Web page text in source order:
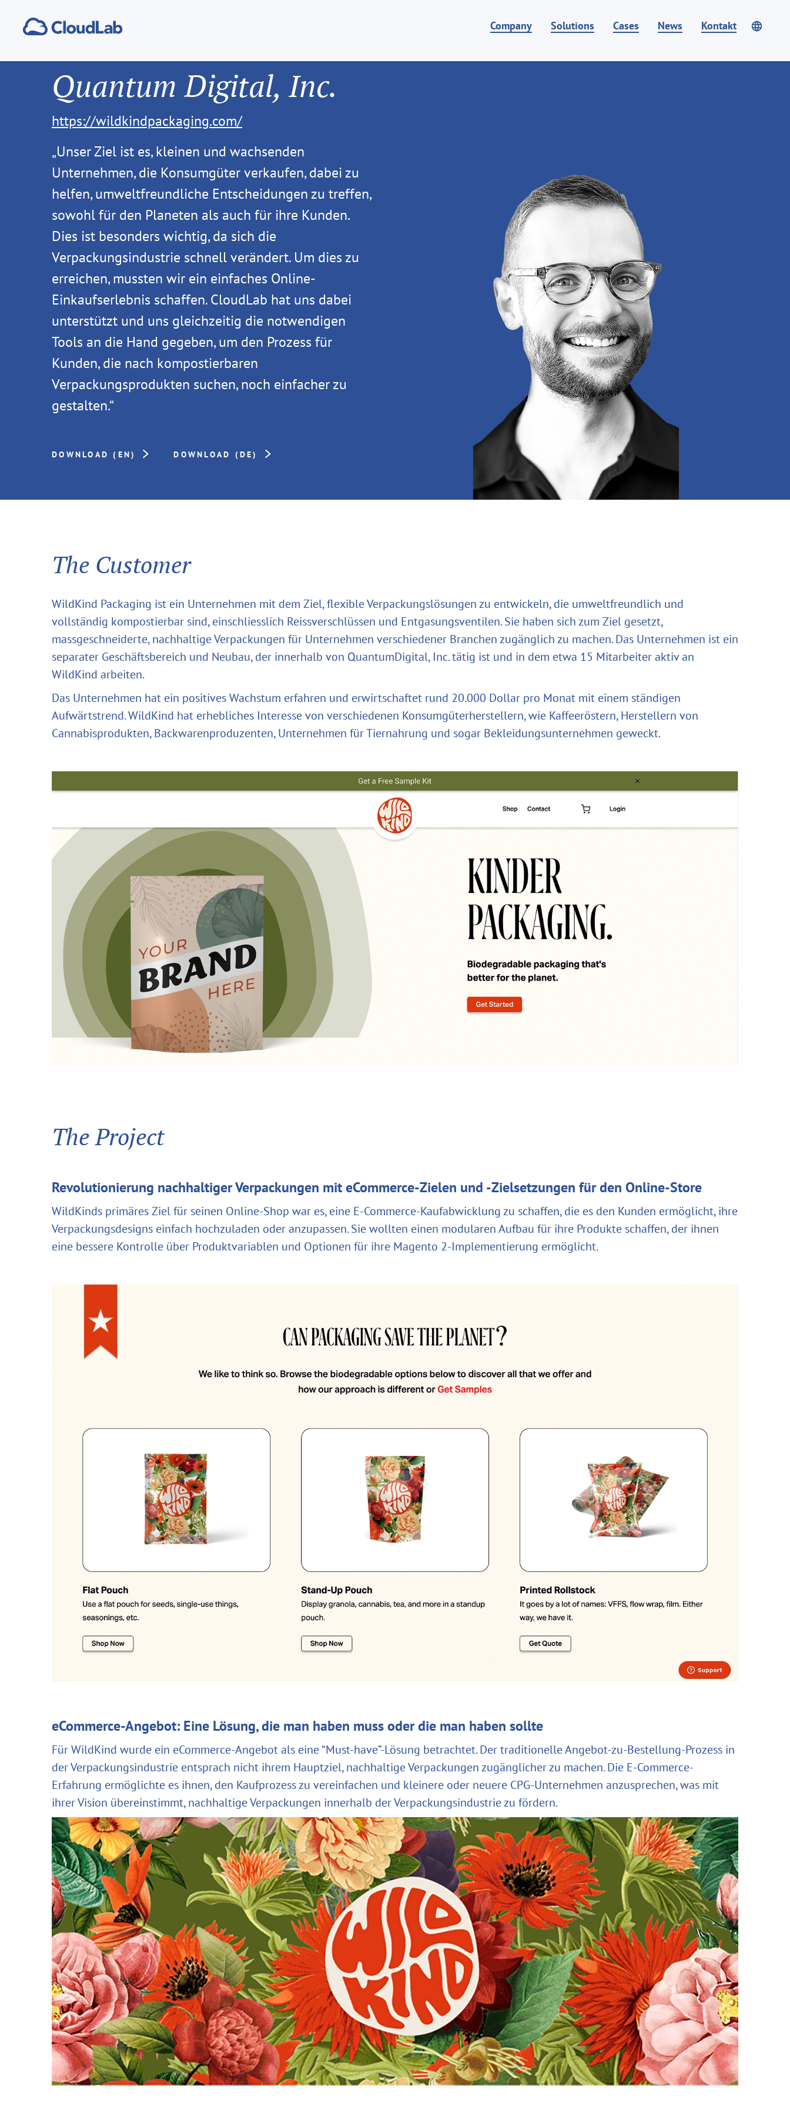
Company Solutions Cases News Kontakt
Quantum Digital, Inc.
https://wildkindpackaging.com/
„Unser Ziel ist es, kleinen und wachsenden
Unternehmen, die Konsumgüter verkaufen, dabei zu
helfen, umweltfreundliche Entscheidungen zu treffen,
sowohl für den Planeten als auch für ihre Kunden.
Dies ist besonders wichtig, da sich die
Verpackungsindustrie schnell verändert. Um dies zu
erreichen, mussten wir ein einfaches Online-
Einkaufserlebnis schaffen. CloudLab hat uns dabei
unterstützt und uns gleichzeitig die notwendigen
Tools an die Hand gegeben, um den Prozess für
Kunden, die nach kompostierbaren
Verpackungsprodukten suchen, noch einfacher zu
gestalten.“
DOWNLOAD (EN) DOWNLOAD (DE)
The Customer
WildKind Packaging ist ein Unternehmen mit dem Ziel, flexible Verpackungslösungen zu entwickeln, die umweltfreundlich und
vollständig kompostierbar sind, einschliesslich Reissverschlüssen und Entgasungsventilen. Sie haben sich zum Ziel gesetzt,
massgeschneiderte, nachhaltige Verpackungen für Unternehmen verschiedener Branchen zugänglich zu machen. Das Unternehmen ist ein
separater Geschäftsbereich und Neubau, der innerhalb von QuantumDigital, Inc. tätig ist und in dem etwa 15 Mitarbeiter aktiv an
WildKind arbeiten.
Das Unternehmen hat ein positives Wachstum erfahren und erwirtschaftet rund 20.000 Dollar pro Monat mit einem ständigen
Aufwärtstrend. WildKind hat erhebliches Interesse von verschiedenen Konsumgüterherstellern, wie Kaffeeröstern, Herstellern von
Cannabisprodukten, Backwarenproduzenten, Unternehmen für Tiernahrung und sogar Bekleidungsunternehmen geweckt.
The Project
Revolutionierung nachhaltiger Verpackungen mit eCommerce-Zielen und -Zielsetzungen für den Online-Store
WildKinds primäres Ziel für seinen Online-Shop war es, eine E-Commerce-Kaufabwicklung zu schaffen, die es den Kunden ermöglicht, ihre
Verpackungsdesigns einfach hochzuladen oder anzupassen. Sie wollten einen modularen Aufbau für ihre Produkte schaffen, der ihnen
eine bessere Kontrolle über Produktvariablen und Optionen für ihre Magento 2-Implementierung ermöglicht.
eCommerce-Angebot: Eine Lösung, die man haben muss oder die man haben sollte
Für WildKind wurde ein eCommerce-Angebot als eine “Must-have”-Lösung betrachtet. Der traditionelle Angebot-zu-Bestellung-Prozess in
der Verpackungsindustrie entsprach nicht ihrem Hauptziel, nachhaltige Verpackungen zugänglicher zu machen. Die E-Commerce-
Erfahrung ermöglichte es ihnen, den Kaufprozess zu vereinfachen und kleinere oder neuere CPG-Unternehmen anzusprechen, was mit
ihrer Vision übereinstimmt, nachhaltige Verpackungen innerhalb der Verpackungsindustrie zu fördern.